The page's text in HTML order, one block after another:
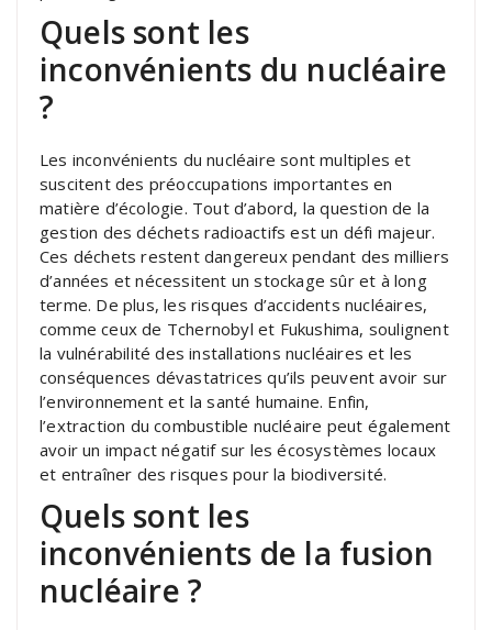
Quels sont les
inconvénients du nucléaire
?
Les inconvénients du nucléaire sont multiples et
suscitent des préoccupations importantes en
matière d’écologie. Tout d’abord, la question de la
gestion des déchets radioactifs est un défi majeur.
Ces déchets restent dangereux pendant des milliers
d’années et nécessitent un stockage sûr et à long
terme. De plus, les risques d’accidents nucléaires,
comme ceux de Tchernobyl et Fukushima, soulignent
la vulnérabilité des installations nucléaires et les
conséquences dévastatrices qu’ils peuvent avoir sur
l’environnement et la santé humaine. Enfin,
l’extraction du combustible nucléaire peut également
avoir un impact négatif sur les écosystèmes locaux
et entraîner des risques pour la biodiversité.
Quels sont les
inconvénients de la fusion
nucléaire ?